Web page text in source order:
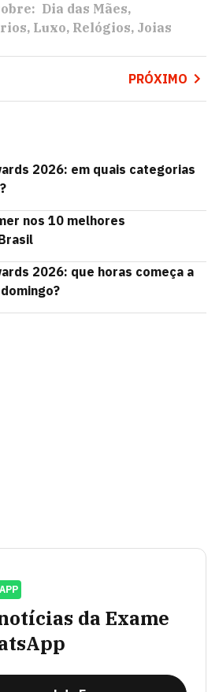
Dia das Mães
Luxo Relógios Joias
PRÓXIMO
2026: em quais categorias
nos 10 melhores
2026: que horas começa a
da Exame